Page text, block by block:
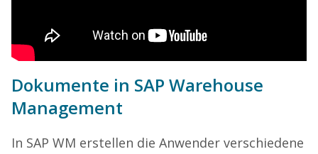
Dokumente in SAP Warehouse
Management
In SAP WM erstellen die Anwender verschiedene